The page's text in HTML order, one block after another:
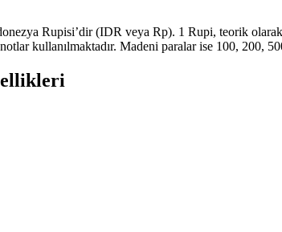
Rupisi’dir (IDR veya Rp). 1 Rupi, teorik
kullanılmaktadır. Madeni paralar ise 100, 200,